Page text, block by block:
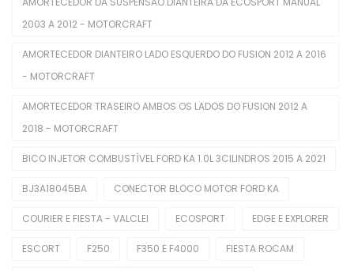
Comutadores De Ignição
Difusores De Ar
Interruptores De Direção
Manopla De Câmbio
Pedais Do Freio
2003 A 2012 - MOTORCRAFT
AMORTECEDOR DIANTEIRO LADO ESQUERDO DO FUSION 2012 A 2016
- MOTORCRAFT
AMORTECEDOR TRASEIRO AMBOS OS LADOS DO FUSION 2012 A
2018 - MOTORCRAFT
BICO INJETOR COMBUSTÍVEL FORD KA 1.0L 3CILINDROS 2015 A 2021
BJ3A18045BA CONECTOR BLOCO MOTOR FORD KA
COURIER E FIESTA - VALCLEI ECOSPORT EDGE E EXPLORER
ESCORT F250 F350 E F4000 FIESTA ROCAM